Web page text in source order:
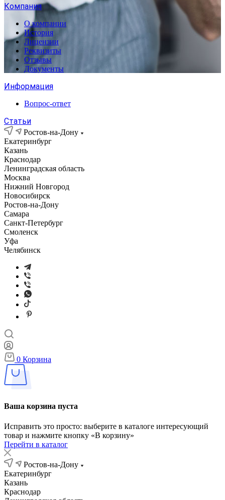
Компания
О компании
История
Лицензии
Реквизиты
Отзывы
Документы
Информация
Вопрос-ответ
Статьи
Ростов-на-Дону
Екатеринбург
Казань
Краснодар
Ленинградская область
Москва
Нижний Новгород
Новосибирск
Ростов-на-Дону
Самара
Санкт-Петербург
Смоленск
Уфа
Челябинск
0 Корзина
Ваша корзина пуста
Исправить это просто: выберите в каталоге интересующий
товар и нажмите кнопку «В корзину»
Перейти в каталог
Ростов-на-Дону
Екатеринбург
Казань
Краснодар